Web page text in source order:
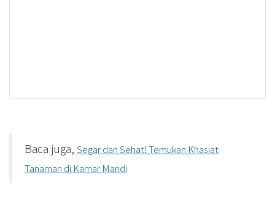
Baca juga, Segar dan Sehat! Temukan Khasiat
Tanaman di Kamar Mandi